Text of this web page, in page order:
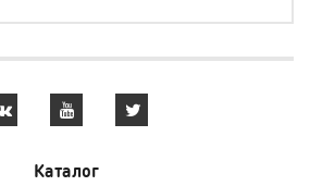
Каталог